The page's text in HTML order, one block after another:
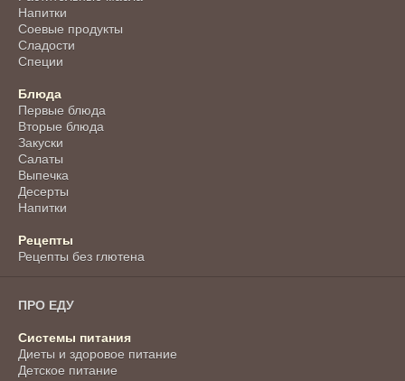
Напитки
Соевые продукты
Сладости
Специи
Блюда
Первые блюда
Вторые блюда
Закуски
Салаты
Выпечка
Десерты
Напитки
Рецепты
Рецепты без глютена
ПРО ЕДУ
Системы питания
Диеты и здоровое питание
Детское питание